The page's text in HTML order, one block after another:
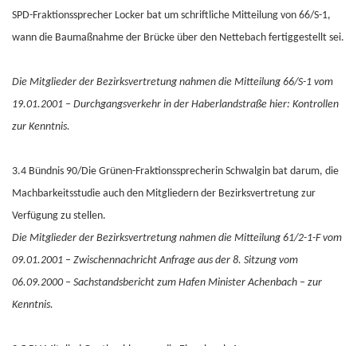
SPD-Fraktionssprecher Locker bat um schriftliche Mitteilung von 66/S-1,
wann die Baumaßnahme der Brücke über den Nettebach fertiggestellt sei.
Die Mitglieder der Bezirksvertretung nahmen die Mitteilung 66/S-1 vom
19.01.2001 – Durchgangsverkehr in der Haberlandstraße hier: Kontrollen
zur Kenntnis.
3.4 Bündnis 90/Die Grünen-Fraktionssprecherin Schwalgin bat darum, die
Machbarkeitsstudie auch den Mitgliedern der Bezirksvertretung zur
Verfügung zu stellen.
Die Mitglieder der Bezirksvertretung nahmen die Mitteilung 61/2-1-F vom
09.01.2001 – Zwischennachricht Anfrage aus der 8. Sitzung vom
06.09.2000 – Sachstandsbericht zum Hafen Minister Achenbach – zur
Kenntnis.